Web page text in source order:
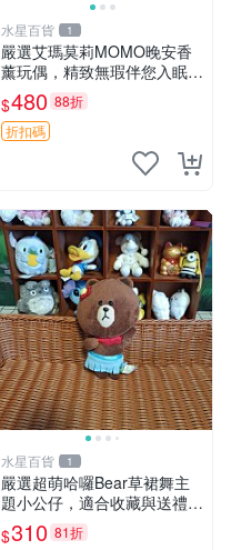
水星百貨 1
嚴選艾瑪莫莉MOMO晚安香
薰玩偶，精致無瑕伴您入眠
晚安精靈 香薰玩具 玩偶收藏
$480 88折
折扣碼
水星百貨 1
嚴選超萌哈囉Bear草裙舞主
題小公仔，適合收藏與送禮 1
00 克 哈囉Bear 草裙舞
$310 81折